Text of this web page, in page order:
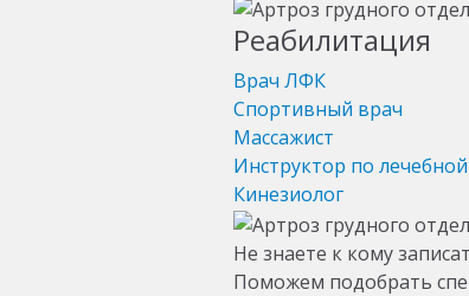
Реабилитация
Врач ЛФК
Спортивный врач
Массажист
Инструктор по
Кинезиолог
Не знаете к кому
Поможем подобрать